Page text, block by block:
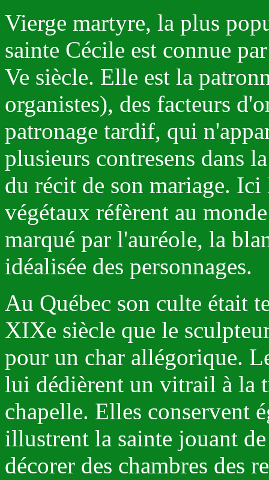
Vierge martyre, la plus
sainte Cécile est connue
Ve siècle. Elle est la
organistes), des facteurs
patronage tardif, qui
plusieurs contresens dans
du récit de son mariage. Ici
végétaux réfèrent au
marqué par l'auréole, la
idéalisée des personnages.
Au Québec son culte était
XIXe siècle que le
pour un char allégorique.
lui dédièrent un vitrail à la
chapelle. Elles conservent
illustrent la sainte jouant
décorer des chambres des